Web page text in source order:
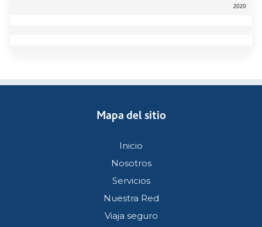
2020
Mapa del sitio
Inicio
Nosotros
Servicios
Nuestra Red
Viaja seguro